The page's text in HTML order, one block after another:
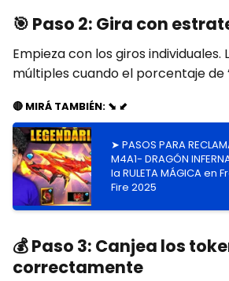
🎯 Paso 2: Gira con
Empieza con los giros individuales.
múltiples cuando el porcentaje de
🔴 MIRÁ TAMBIÉN: ⬊ ⬋
➤ PASOS PARA
M4A1- DRAGÓN
la RULETA MÁGICA en
Fire 2025
💰Paso 3: Canjea los
correctamente